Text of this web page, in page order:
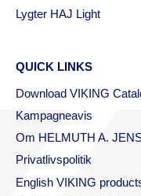
Lygter HAJ Light
QUICK LINKS
Download VIKING
Kampagneavis
Om HELMUTH A.
Privatlivspolitik
English VIKING